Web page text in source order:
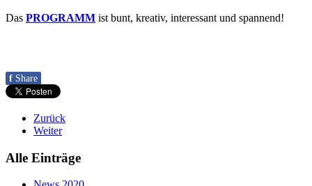
Das PROGRAMM ist bunt, kreativ, interessant und spannend!
f Share
Zurück
Weiter
Alle Einträge